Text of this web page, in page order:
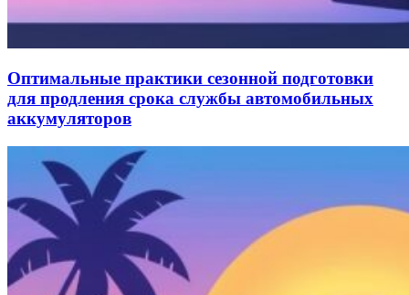
Оптимальные практики сезонной подготовки
для продления срока службы автомобильных
аккумуляторов